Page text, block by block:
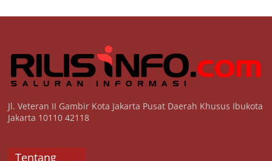
Jl. Veteran II Gambir Kota Jakarta Pusat Daerah Khusus Ibukota
Jakarta 10110 42118
Tentang